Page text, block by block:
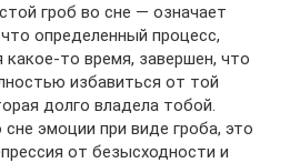
гроб во сне — означает
определенный процесс,
то время, завершен, что
избавиться от той
долго владела тобой.
эмоции при виде гроба, это
от безысходности и